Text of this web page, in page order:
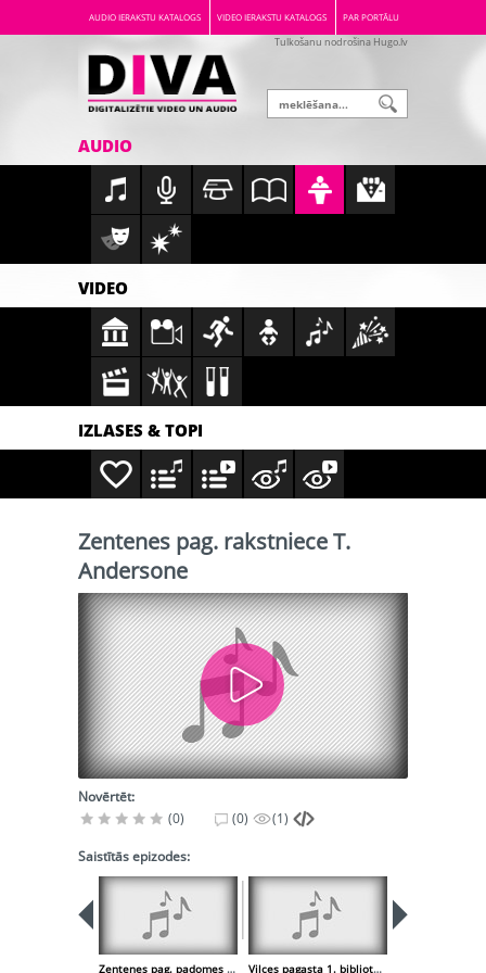
AUDIO IERAKSTU KATALOGS VIDEO IERAKSTU KATALOGS PAR PORTĀLU
Tulkošanu nodrošina Hugo.lv
AUDIO
VIDEO
IZLASES & TOPI
Zentenes pag. rakstniece T.
Andersone
Novērtēt:
(0)
(0) (1)
Saistītās epizodes:
Zentenes pag. padomes pr. - āja A. Rēdliha stāsta par sevi Vilces pagasta 1. bibliotēkas vadītāja Ruta Baņģere